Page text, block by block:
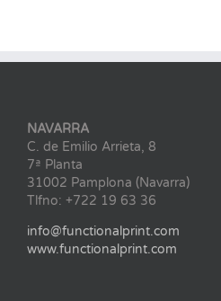
NAVARRA
C. de Emilio Arrieta, 8
7ª Planta
31002 Pamplona (Navarra)
Tlfno: +722 19 63 36
info@functionalprint.com
www.functionalprint.com